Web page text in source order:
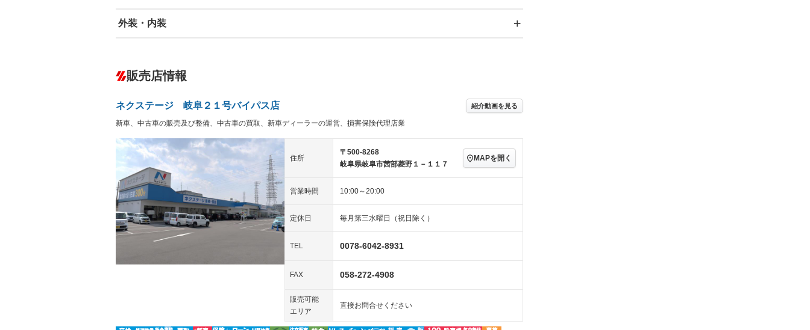
エアバッグ：運転席/助手席/サイド
－ ダウンヒルアシストコントロール
Bluetooth接続 － 100V電源 センターデフロック
装備略号／用語解説
外装・内装
－ オーディオ
－
ヘッドライトウォッシャ
ー
－ 革シート キーレス
LEDヘッドランプ － HID(キセノンライト) － ポータブルナビ
－ ETC － エアロ スマートキー ローダウン
ランフラットタイヤ － パワーシート 3列シート ベンチシート
－ フルフラットシート チップアップシート オットマン
シートヒーター － ウォークスルー 後席モニター
－ フロントカメラ シートエアコン
販売店情報
ネクステージ 岐阜２１号バイパス店 紹介動画を見る
新車、中古車の販売及び整備、中古車の買取、新車ディーラーの運営、損害保険代理店業
住所
〒500-8268
岐阜県岐阜市茜部菱野１－１１７
MAPを開く
営業時間 10:00～20:00
定休日 毎月第三水曜日（祝日除く）
TEL 0078-6042-8931
FAX 058-272-4908
販売可能
エリア
直接お問合せください